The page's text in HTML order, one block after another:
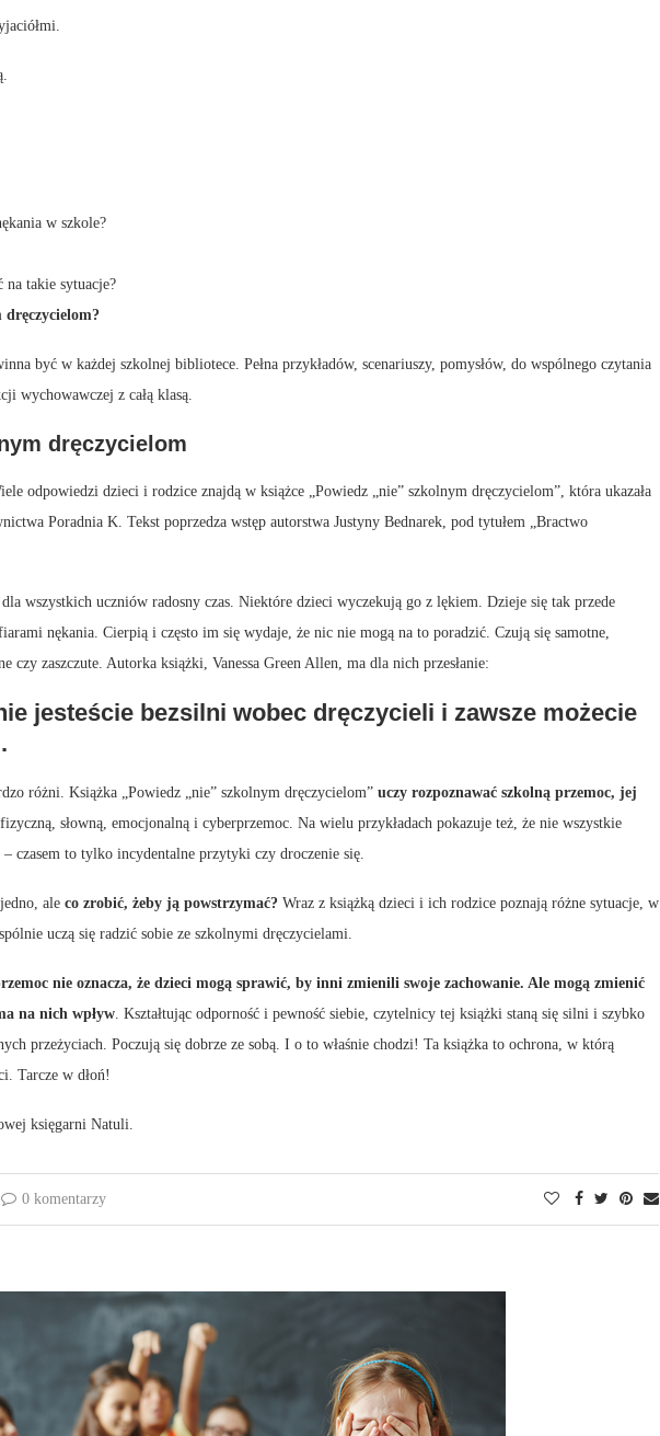
w szkole?
na takie sytuacje?
dręczycielom?
być w każdej szkolnej bibliotece. Pełna przykładów, scenariuszy, pomysłów, do wspólnego czytania
wychowawczej z całą klasą.
dręczycielom
odpowiedzi dzieci i rodzice znajdą w książce „Powiedz „nie” szkolnym dręczycielom”, która ukazała
Poradnia K. Tekst poprzedza wstęp autorstwa Justyny Bednarek, pod tytułem „Bractwo
wszystkich uczniów radosny czas. Niektóre dzieci wyczekują go z lękiem. Dzieje się tak przede
nękania. Cierpią i często im się wydaje, że nic nie mogą na to poradzić. Czują się samotne,
czy zaszczute. Autorka książki, Vanessa Green Allen, ma dla nich przesłanie:
jesteście bezsilni wobec dręczycieli i zawsze możecie
różni. Książka „Powiedz „nie” szkolnym dręczycielom” uczy rozpoznawać szkolną przemoc, jej
słowną, emocjonalną i cyberprzemoc. Na wielu przykładach pokazuje też, że nie wszystkie
– czasem to tylko incydentalne przytyki czy droczenie się.
ale co zrobić, żeby ją powstrzymać? Wraz z książką dzieci i ich rodzice poznają różne sytuacje, w
uczą się radzić sobie ze szkolnymi dręczycielami.
nie oznacza, że dzieci mogą sprawić, by inni zmienili swoje zachowanie. Ale mogą zmienić
na nich wpływ . Kształtując odporność i pewność siebie, czytelnicy tej książki staną się silni i szybko
przeżyciach. Poczują się dobrze ze sobą. I o to właśnie chodzi! Ta książka to ochrona, w którą
Tarcze w dłoń!
księgarni Natuli.
0 komentarzy